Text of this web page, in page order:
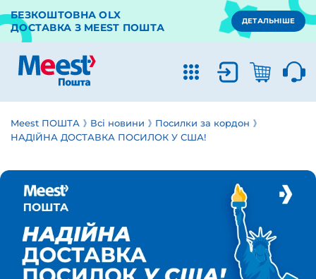
БЕЗКОШТОВНА OLX
ДОСТАВКА З MEEST ПОШТА
ДЕТАЛЬНІШЕ
Meest ПОШТА Всі новини
Посилки за кордон
НАДІЙНА ДОСТАВКА ПОСИЛОК У США!